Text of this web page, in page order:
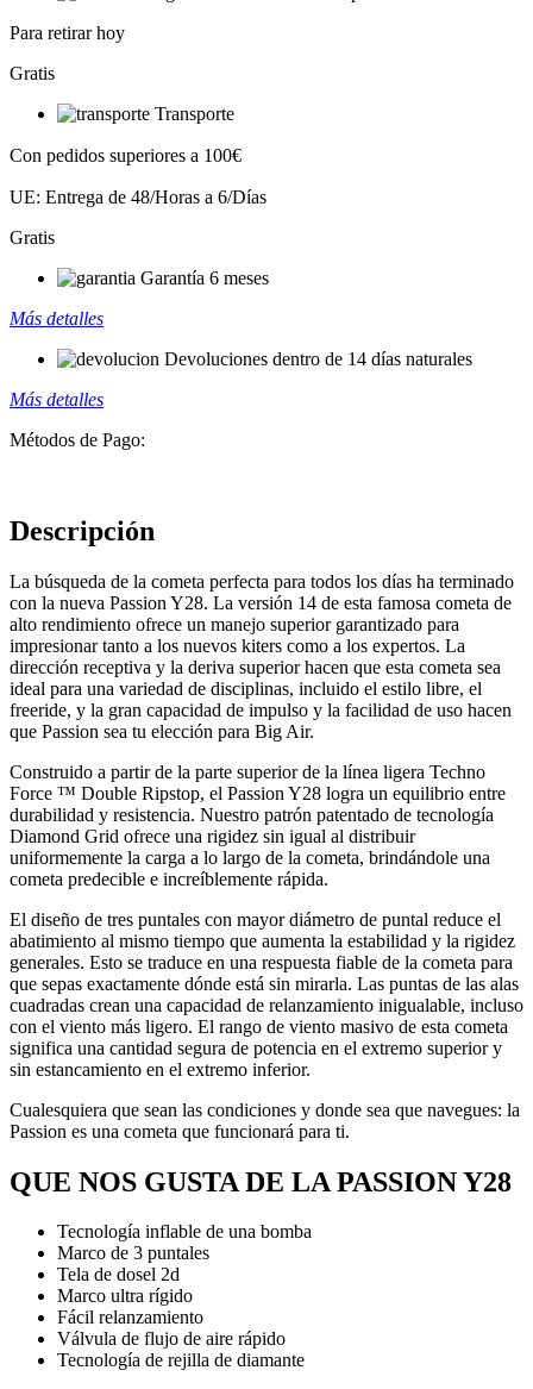
Para retirar hoy
Gratis
Transporte
Con pedidos superiores a 100€
UE: Entrega de 48/Horas a 6/Días
Gratis
Garantía 6 meses
Más detalles
Devoluciones dentro de 14 días naturales
Más detalles
Métodos de Pago:
Descripción
La búsqueda de la cometa perfecta para todos los días ha terminado
con la nueva Passion Y28. La versión 14 de esta famosa cometa de
alto rendimiento ofrece un manejo superior garantizado para
impresionar tanto a los nuevos kiters como a los expertos. La
dirección receptiva y la deriva superior hacen que esta cometa sea
ideal para una variedad de disciplinas, incluido el estilo libre, el
freeride, y la gran capacidad de impulso y la facilidad de uso hacen
que Passion sea tu elección para Big Air.
Construido a partir de la parte superior de la línea ligera Techno
Force ™ Double Ripstop, el Passion Y28 logra un equilibrio entre
durabilidad y resistencia. Nuestro patrón patentado de tecnología
Diamond Grid ofrece una rigidez sin igual al distribuir
uniformemente la carga a lo largo de la cometa, brindándole una
cometa predecible e increíblemente rápida.
El diseño de tres puntales con mayor diámetro de puntal reduce el
abatimiento al mismo tiempo que aumenta la estabilidad y la rigidez
generales. Esto se traduce en una respuesta fiable de la cometa para
que sepas exactamente dónde está sin mirarla. Las puntas de las alas
cuadradas crean una capacidad de relanzamiento inigualable, incluso
con el viento más ligero. El rango de viento masivo de esta cometa
significa una cantidad segura de potencia en el extremo superior y
sin estancamiento en el extremo inferior.
Cualesquiera que sean las condiciones y donde sea que navegues: la
Passion es una cometa que funcionará para ti.
QUE NOS GUSTA DE LA PASSION Y28
Tecnología inflable de una bomba
Marco de 3 puntales
Tela de dosel 2d
Marco ultra rígido
Fácil relanzamiento
Válvula de flujo de aire rápido
Tecnología de rejilla de diamante